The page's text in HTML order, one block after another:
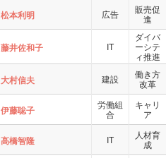
松本利明 広告
販売促
進
藤井佐和子 IT
ダイバ
ーシテ
ィ推進
大村信夫 建設
働き方
改革
伊藤聡子
労働組
合
キャリ
ア
高橋智隆 IT
人材育
成